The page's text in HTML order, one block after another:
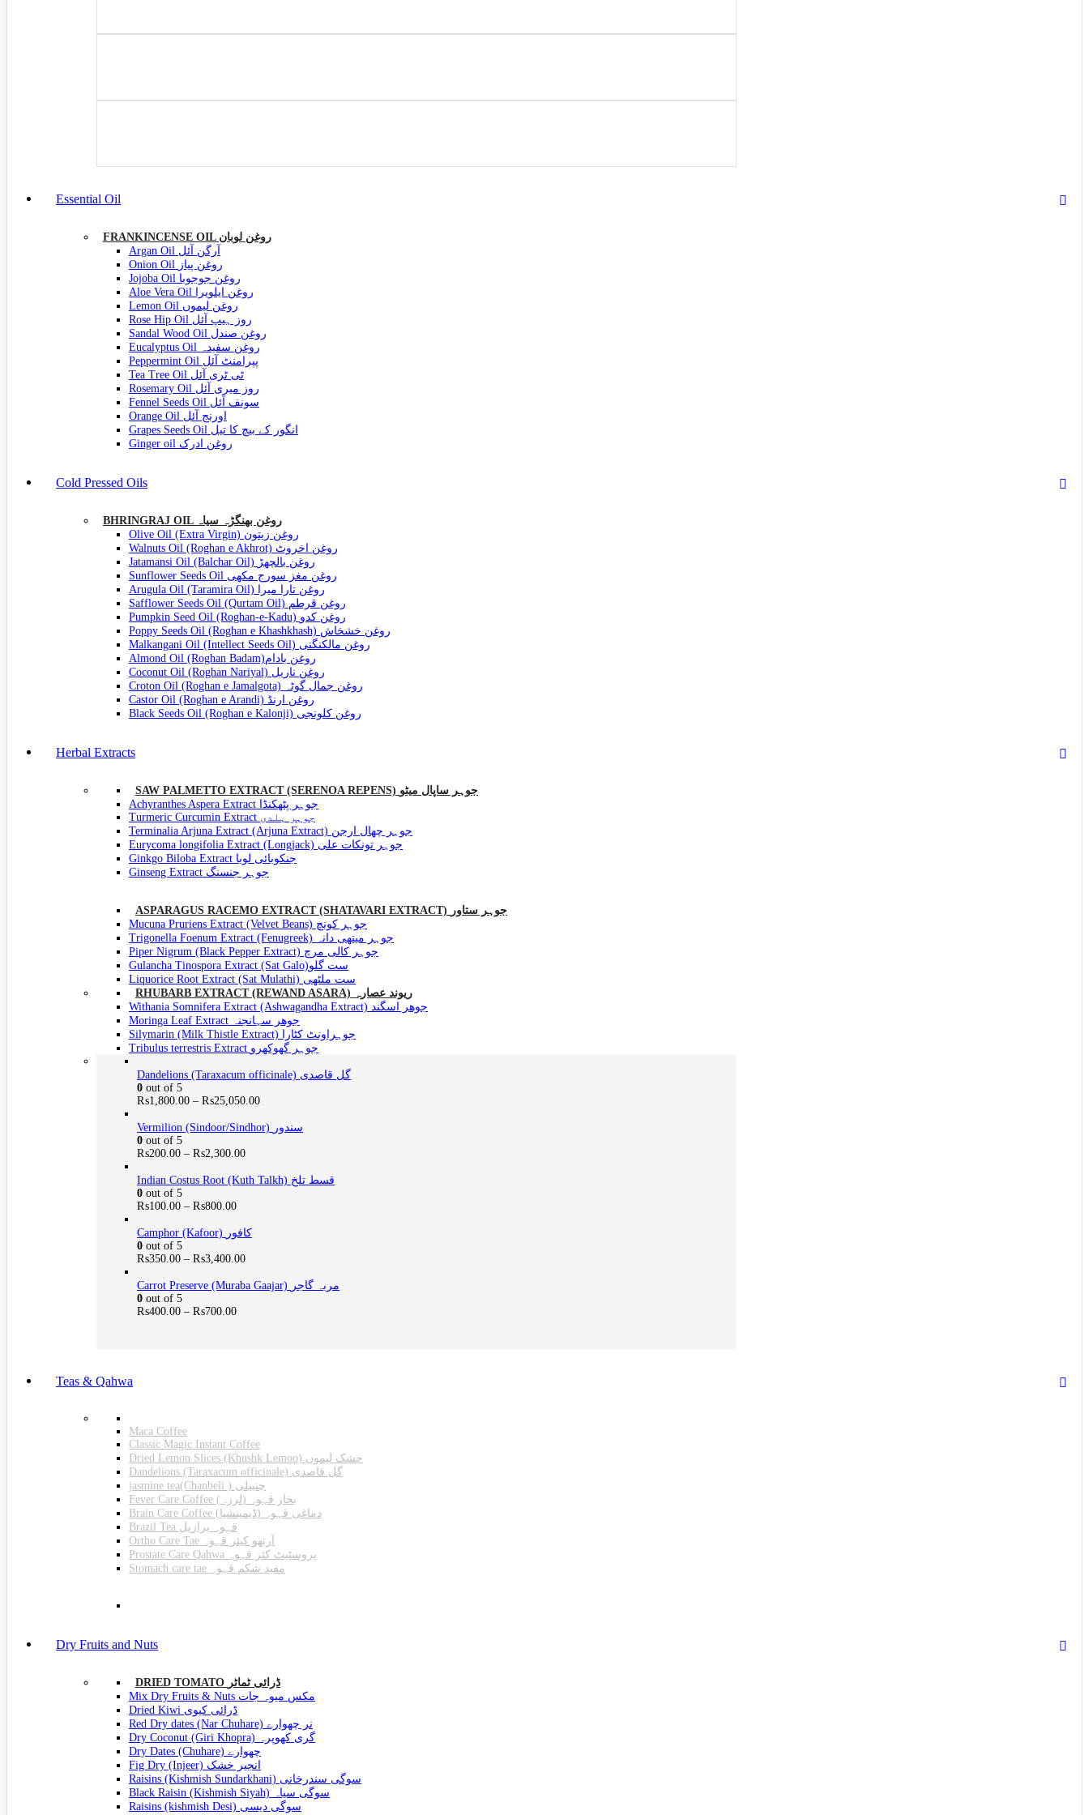
Essential Oil
FRANKINCENSE OIL روغن لوبان
Argan Oil آرگن آئل
Onion Oil روغن پیاز
Jojoba Oil روغن جوجوبا
Aloe Vera Oil روغن ایلویرا
Lemon Oil روغن لیموں
Rose Hip Oil روز ہیپ آئل
Sandal Wood Oil روغن صندل
Eucalyptus Oil روغن سفیدہ
Peppermint Oil پپرامنٹ آئل
Tea Tree Oil ٹی ٹری آئل
Rosemary Oil روز میری آئل
Fennel Seeds Oil سونف آئل
Orange Oil اورنج آئل
Grapes Seeds Oil انگور کے بیچ کا تیل
Ginger oil روغن ادرک
Cold Pressed Oils
BHRINGRAJ OIL روغن بھنگڑہ سیاہ
Olive Oil (Extra Virgin) روغن زیتون
Walnuts Oil (Roghan e Akhrot) روغن اخروٹ
Jatamansi Oil (Balchar Oil) روغن بالچھڑ
Sunflower Seeds Oil روغن مغز سورج مکھی
Arugula Oil (Taramira Oil) روغن تارا میرا
Safflower Seeds Oil (Qurtam Oil) روغن قرطم
Pumpkin Seed Oil (Roghan-e-Kadu) روغن کدو
Poppy Seeds Oil (Roghan e Khashkhash) روغن خشخاش
Malkangani Oil (Intellect Seeds Oil) روغن مالکنگنی
Almond Oil (Roghan Badam)روغن بادام
Coconut Oil (Roghan Nariyal) روغن ناریل
Croton Oil (Roghan e Jamalgota) روغن جمال گوٹہ
Castor Oil (Roghan e Arandi) روغن ارنڈ
Black Seeds Oil (Roghan e Kalonji) روغن کلونجی
Herbal Extracts
SAW PALMETTO EXTRACT (SERENOA REPENS) جوہر ساپال میٹو
Achyranthes Aspera Extract جوہر پٹھکنڈا
Turmeric Curcumin Extract جوہر ہلدی
Terminalia Arjuna Extract (Arjuna Extract) جوہر چھال ارجن
Eurycoma longifolia Extract (Longjack) جوہر تونکات علی
Ginkgo Biloba Extract جنکوبائی لوبا
Ginseng Extract جوہر جنسنگ
ASPARAGUS RACEMO EXTRACT (SHATAVARI EXTRACT) جوہر ستاور
Mucuna Pruriens Extract (Velvet Beans) جوہر کونچ
Trigonella Foenum Extract (Fenugreek) جوہر میتھی دانہ
Piper Nigrum (Black Pepper Extract) جوہر کالی مرچ
Gulancha Tinospora Extract (Sat Galo)ست گلو
Liquorice Root Extract (Sat Mulathi) ست ملٹھی
RHUBARB EXTRACT (REWAND ASARA) ریوند عصارہ
Withania Somnifera Extract (Ashwagandha Extract) جوھر اسگند
Moringa Leaf Extract جوھر سہانجنہ
Silymarin (Milk Thistle Extract) جوہراونٹ کٹارا
Tribulus terrestris Extract جوہر گھوکھرو
Dandelions (Taraxacum officinale) گل قاصدی
0 out of 5
₨1,800.00 – ₨25,050.00Price
₨1,800.00
Vermilion (Sindoor/Sindhor) سندور
0 out of 5
₨200.00 – ₨2,300.00Price
₨200.00 Indian Costus Root (Kuth Talkh) قسط تلخ
0 out of 5
₨100.00 – ₨800.00Price
₨100.00
₨800.00
Camphor (Kafoor) کافور
0 out of 5
₨350.00 – ₨3,400.00Price
₨350.00 Carrot Preserve (Muraba Gaajar) مربہ گاجر
0 out of 5
₨400.00 – ₨700.00Price
Teas & Qahwa
Maca Coffee
Classic Magic Instant Coffee
Dried Lemon Slices (Khushk Lemoo) خشک لیموں
Dandelions (Taraxacum officinale) گل قاصدی
jasmine tea(Chanbeli ) چنبیلی
Fever Care Coffee (لرزہ) بخار قہوہ
Brain Care Coffee (ڈیمینشیا) دماغی قہوہ
Brazil Tea قہوہ برازیل
Ortho Care Tae آرتھو کیئر قہوہ
Prostate Care Qahwa پروسٹیٹ کئر قہوہ
Stomach care tae مفید شکم قہوہ
Dry Fruits and Nuts
DRIED TOMATO ڈرائی ٹماٹر
Mix Dry Fruits & Nuts مکس میوہ جات
Dried Kiwi ڈرائی کیوی
Red Dry dates (Nar Chuhare) نر چھوارے
Dry Coconut (Giri Khopra) گری کھوپرہ
Dry Dates (Chuhare) چھوارے
Fig Dry (Injeer) انجیر خشک
Raisins (Kishmish Sundarkhani) سوگی سندرخانی
Black Raisin (Kishmish Siyah) سوگی سیاہ
Raisins (kishmish Desi) سوگی دیسی